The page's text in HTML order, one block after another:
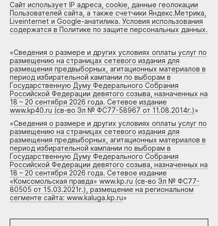
Сайт использует IP адреса, cookie, данные геолокации
Пользователей сайта, а также счетчики Яндекс.Метрика,
Liveinternet и Google-анатилика. Условия использования
содержатся в Политике по защите персональных данных.
«Сведения о размере и других условиях оплаты услуг по
размещению на страницах сетевого издания для
размещения предвыборных, агитационных материалов в
период избирательной кампании по выборам в
Государственную Думу Федерального Собрания
Российской Федерации девятого созыва, назначенных на
18 – 20 сентября 2026 года. Сетевое издание
www.kp40.ru (св-во Эл № ФС77-58967 от 11.08.2014г.)»
«Сведения о размере и других условиях оплаты услуг по
размещению на страницах сетевого издания для
размещения предвыборных, агитационных материалов в
период избирательной кампании по выборам в
Государственную Думу Федерального Собрания
Российской Федерации девятого созыва, назначенных на
18 – 20 сентября 2026 года. Сетевое издание
«Комсомольская правда» www.kp.ru (св-во Эл № ФС77-
80505 от 15.03.2021г.), размещение на региональном
сегменте сайта: www.kaluga.kp.ru»